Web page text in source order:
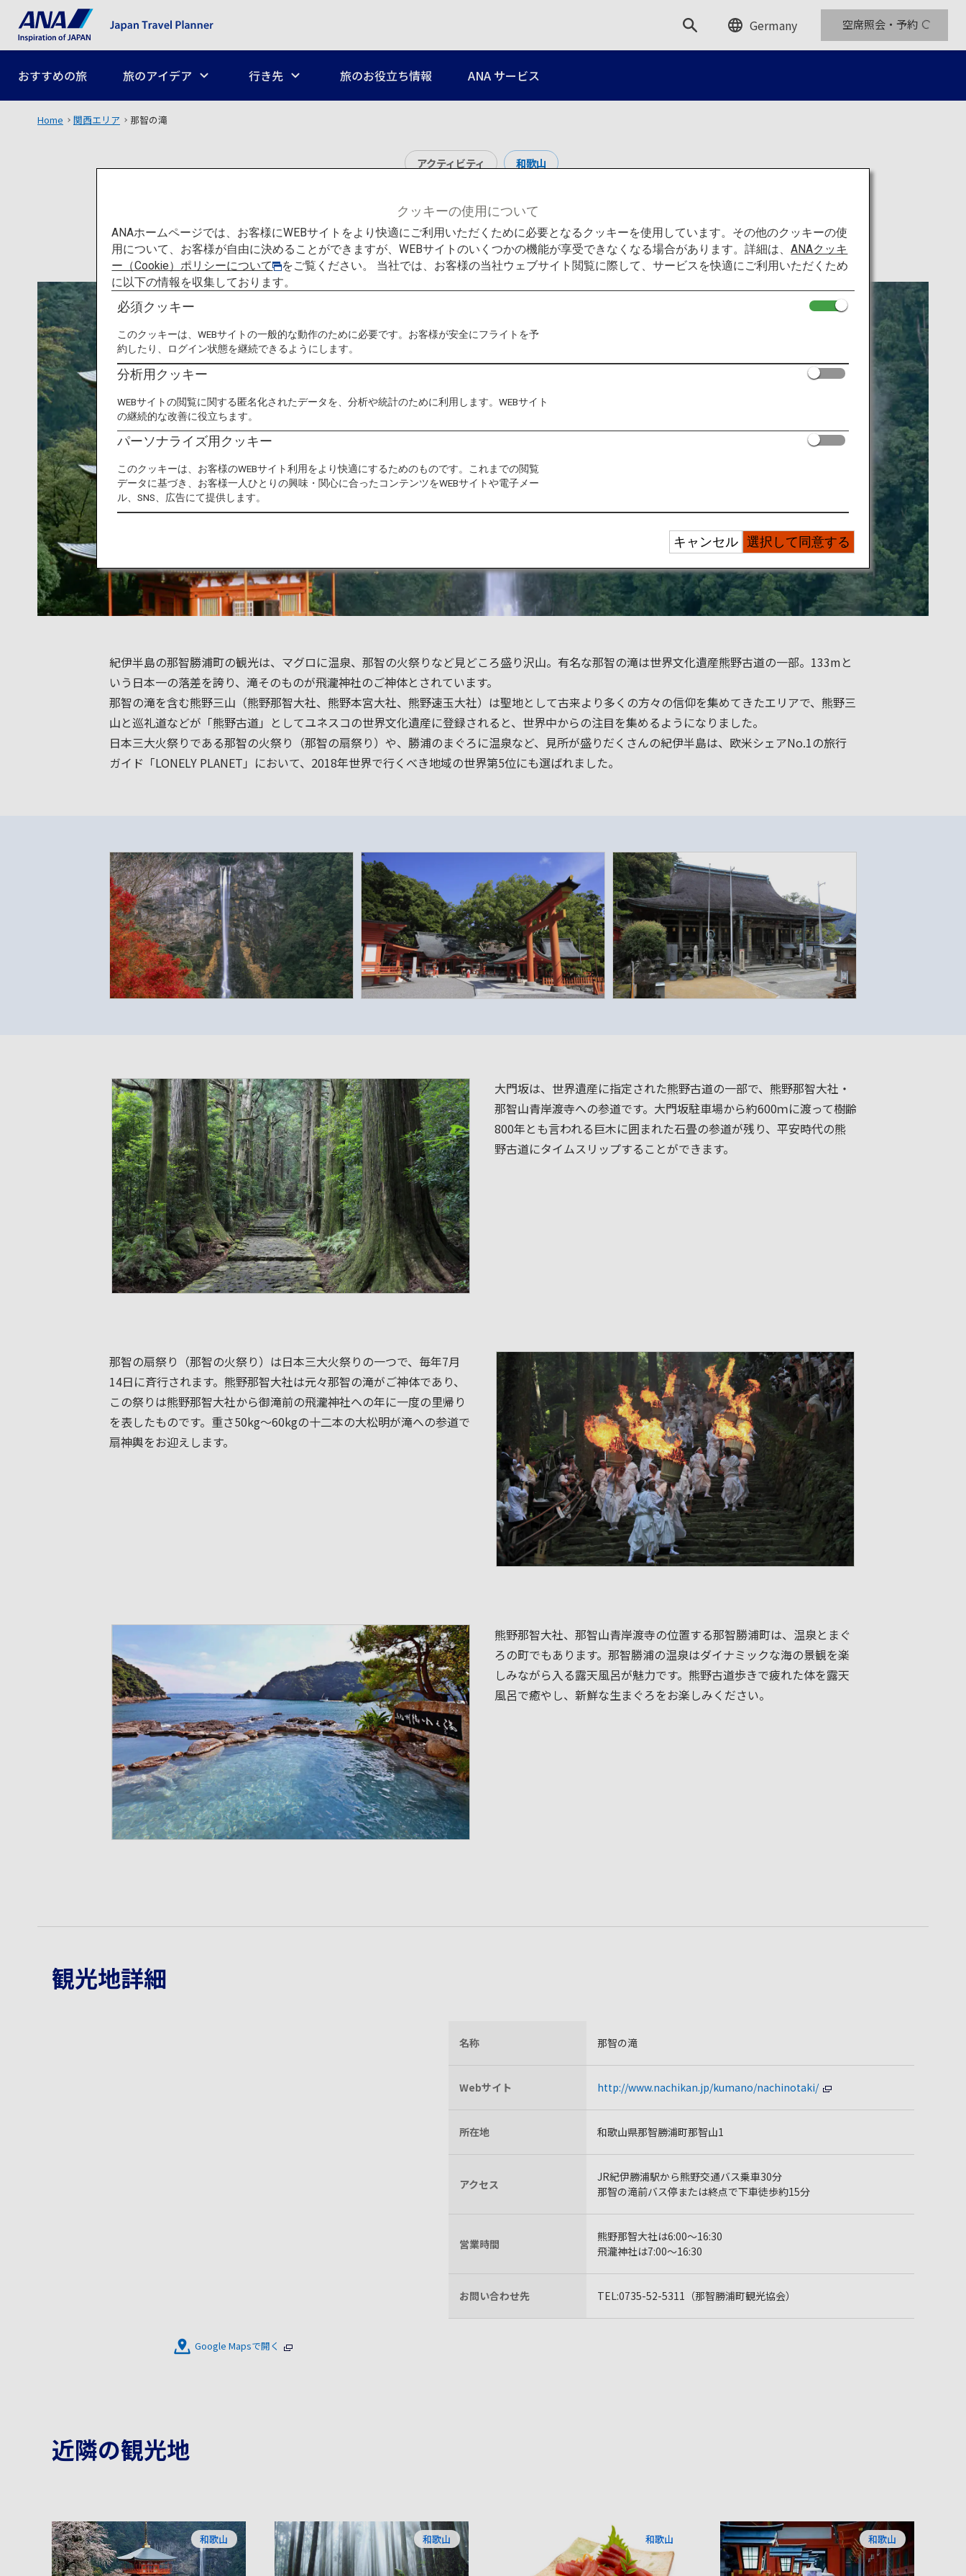
Germany 空席照会・予約
おすすめの旅 旅のアイデア 行き先 旅のお役立ち情報 ANA サービス
Home 関西エリア 那智の滝
アクティビティ 和歌山
那智の滝
紀伊半島の那智勝浦町の観光は、マグロに温泉、那智の火祭りなど見どころ盛り沢山。有名な那智の滝は世界文化遺産熊野古道の一部。133mと
いう日本一の落差を誇り、滝そのものが飛瀧神社のご神体とされています。
那智の滝を含む熊野三山（熊野那智大社、熊野本宮大社、熊野速玉大社）は聖地として古来より多くの方々の信仰を集めてきたエリアで、熊野三
山と巡礼道などが「熊野古道」としてユネスコの世界文化遺産に登録されると、世界中からの注目を集めるようになりました。
日本三大火祭りである那智の火祭り（那智の扇祭り）や、勝浦のまぐろに温泉など、見所が盛りだくさんの紀伊半島は、欧米シェアNo.1の旅行
ガイド「LONELY PLANET」において、2018年世界で行くべき地域の世界第5位にも選ばれました。
大門坂は、世界遺産に指定された熊野古道の一部で、熊野那智大社・
那智山青岸渡寺への参道です。大門坂駐車場から約600ｍに渡って樹齢
800年とも言われる巨木に囲まれた石畳の参道が残り、平安時代の熊
野古道にタイムスリップすることができます。
那智の扇祭り（那智の火祭り）は日本三大火祭りの一つで、毎年7月
14日に斉行されます。熊野那智大社は元々那智の滝がご神体であり、
この祭りは熊野那智大社から御滝前の飛瀧神社への年に一度の里帰り
を表したものです。重さ50kg～60kgの十二本の大松明が滝への参道で
扇神輿をお迎えします。
熊野那智大社、那智山青岸渡寺の位置する那智勝浦町は、温泉とまぐ
ろの町でもあります。那智勝浦の温泉はダイナミックな海の景観を楽
しみながら入る露天風呂が魅力です。熊野古道歩きで疲れた体を露天
風呂で癒やし、新鮮な生まぐろをお楽しみください。
観光地詳細
Google Mapsで開く
名称 那智の滝
Webサイト http://www.nachikan.jp/kumano/nachinotaki/
所在地 和歌山県那智勝浦町那智山1
アクセス
JR紀伊勝浦駅から熊野交通バス乗車30分
那智の滝前バス停または終点で下車徒歩約15分
営業時間
熊野那智大社は6:00～16:30
飛瀧神社は7:00～16:30
お問い合わせ先 TEL:0735-52-5311（那智勝浦町観光協会）
近隣の観光地
和歌山 和歌山 和歌山 和歌山
クッキーの使用について
ANAホームページでは、お客様にWEBサイトをより快適にご利用いただくために必要となるクッキーを使用しています。その他のクッキーの使
用について、お客様が自由に決めることができますが、WEBサイトのいくつかの機能が享受できなくなる場合があります。詳細は、ANAクッキ
ー（Cookie）ポリシーについて
をご覧ください。 当社では、お客様の当社ウェブサイト閲覧に際して、サービスを快適にご利用いただくため
に以下の情報を収集しております。
必須クッキー
このクッキーは、WEBサイトの一般的な動作のために必要です。お客様が安全にフライトを予
約したり、ログイン状態を継続できるようにします。
分析用クッキー
WEBサイトの閲覧に関する匿名化されたデータを、分析や統計のために利用します。WEBサイト
の継続的な改善に役立ちます。
パーソナライズ用クッキー
このクッキーは、お客様のWEBサイト利用をより快適にするためのものです。これまでの閲覧
データに基づき、お客様一人ひとりの興味・関心に合ったコンテンツをWEBサイトや電子メー
ル、SNS、広告にて提供します。
選択して同意する
キャンセル